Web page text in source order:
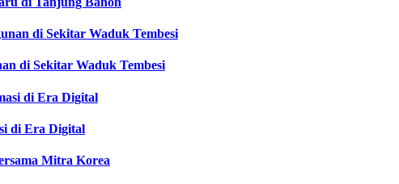
di Sekitar Waduk Tembesi
di Era Digital